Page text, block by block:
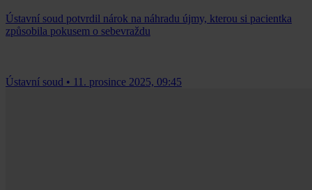
Ústavní soud potvrdil nárok na náhradu újmy, kterou si pacientka
způsobila pokusem o sebevraždu
Ústavní soud • 11. prosince 2025, 09:45